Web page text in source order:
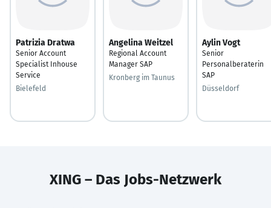
Patrizia Dratwa
Senior Account
Specialist Inhouse
Service
Bielefeld
Angelina Weitzel
Regional Account
Manager SAP
Kronberg im Taunus
Aylin Vogt
Senior
Personalberaterin
SAP
Düsseldorf
XING – Das Jobs-Netzwerk